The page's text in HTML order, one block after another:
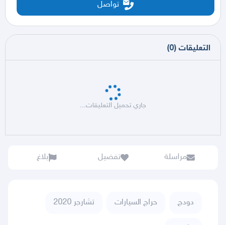
تواصل
التعليقات (
0
)
جاري تحميل التعليقات...
مراسلة تفضيل بلاغ
دودج حراج السيارات تشارجر 2020